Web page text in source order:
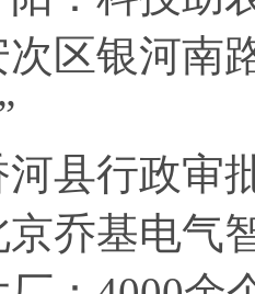
次区银河南
河县行政审
京乔基电气